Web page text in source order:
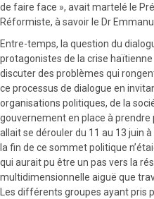
de faire face », avait martelé le
Réformiste, à savoir le Dr
Entre-temps, la question du
protagonistes de la crise
discuter des problèmes qui
ce processus de dialogue en
organisations politiques, de la
gouvernement en place à
allait se dérouler du 11 au 13 juin
la fin de ce sommet politique
qui aurait pu être un pas vers la
multidimensionnelle aiguë que
Les différents groupes ayant pris